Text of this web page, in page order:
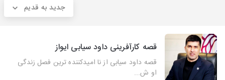
جدید به قدیم
قصه کارآفرینی داود سیابی ایواز
قصه داود سیابی از نا امیدکننده ترین فصل زندگی
او ش...